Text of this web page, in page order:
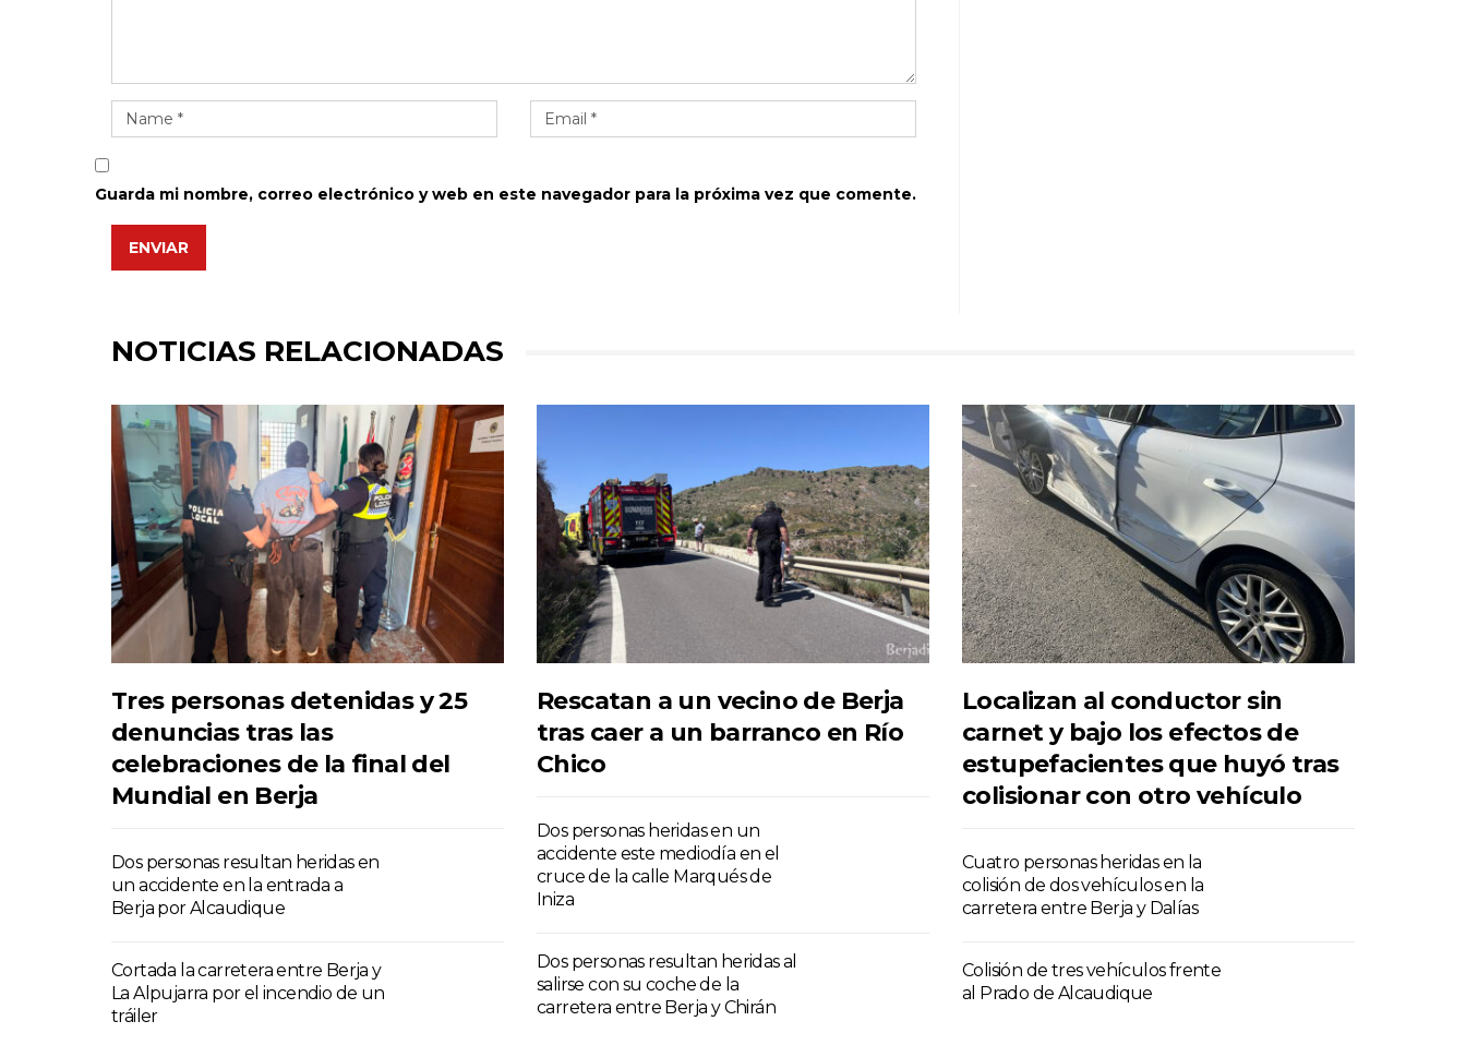
Guarda mi nombre, correo electrónico y web en este navegador para la próxima vez que comente.
ENVIAR
NOTICIAS RELACIONADAS
Tres personas detenidas y 25
denuncias tras las
celebraciones de la final del
Mundial en Berja
Dos personas resultan heridas en
un accidente en la entrada a
Berja por Alcaudique
Cortada la carretera entre Berja y
La Alpujarra por el incendio de un
tráiler
Rescatan a un vecino de Berja
tras caer a un barranco en Río
Chico
Dos personas heridas en un
accidente este mediodía en el
cruce de la calle Marqués de
Iniza
Dos personas resultan heridas al
salirse con su coche de la
carretera entre Berja y Chirán
Localizan al conductor sin
carnet y bajo los efectos de
estupefacientes que huyó tras
colisionar con otro vehículo
Cuatro personas heridas en la
colisión de dos vehículos en la
carretera entre Berja y Dalías
Colisión de tres vehículos frente
al Prado de Alcaudique